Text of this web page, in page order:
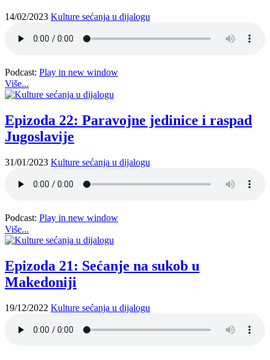
14/02/2023 Kulture sećanja u dijalogu
Podcast: Play in new window
Više...
Epizoda 22: Paravojne jedinice i raspad
Jugoslavije
31/01/2023 Kulture sećanja u dijalogu
Podcast: Play in new window
Više...
Epizoda 21: Sećanje na sukob u
Makedoniji
19/12/2022 Kulture sećanja u dijalogu